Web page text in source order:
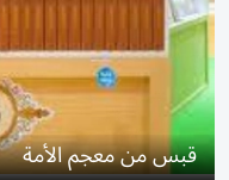
قبس من معجم الأمة